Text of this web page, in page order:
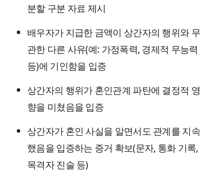
분할 구분 자료 제시
배우자가 지급한 금액이 상간자의 행위와 무
관한 다른 사유(예: 가정폭력, 경제적 무능력
등)에 기인함을 입증
상간자의 행위가 혼인관계 파탄에 결정적 영
향을 미쳤음을 입증
상간자가 혼인 사실을 알면서도 관계를 지속
했음을 입증하는 증거 확보(문자, 통화 기록,
목격자 진술 등)